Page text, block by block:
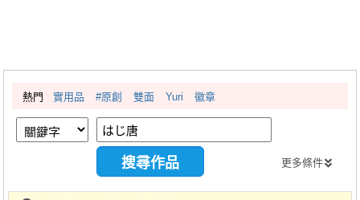
繪圖藝廊
交流中心
攤位轉讓區
會員中心
熱門 實用品 #原創 雙面 Yuri 徽章
更多條件